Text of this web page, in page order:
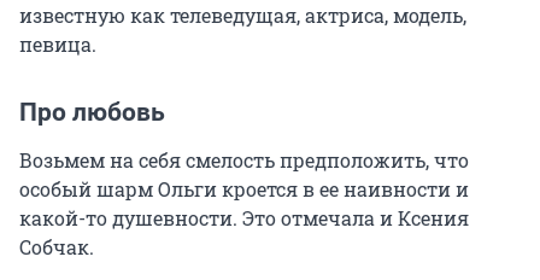
известную как телеведущая, актриса, модель,
певица.
Про любовь
Возьмем на себя смелость предположить, что
особый шарм Ольги кроется в ее наивности и
какой-то душевности. Это отмечала и Ксения
Собчак.